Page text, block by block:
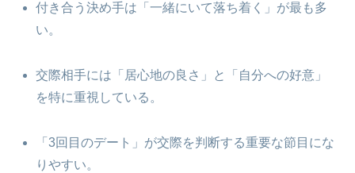
付き合う決め手は「一緒にいて落ち着く」が最も多
い。
交際相手には「居心地の良さ」と「自分への好意」
を特に重視している。
「3回目のデート」が交際を判断する重要な節目にな
りやすい。